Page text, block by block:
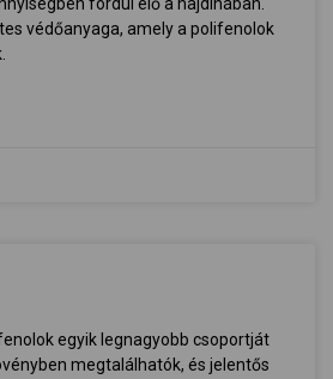
védőanyaga, amely a polifenolok
egyik legnagyobb csoportját
megtalálhatók, és jelentős